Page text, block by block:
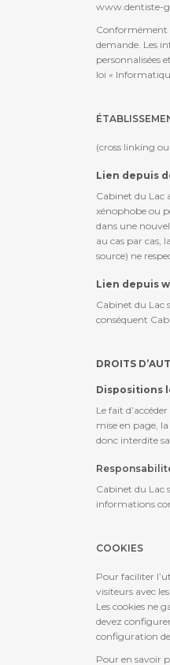
www.dentiste-
Conformément
demande. Les
personnalisées
loi «
(cross linking
Lien depuis
Cabinet du Lac
xénophobe ou
dans une
au cas par cas,
source) ne
Lien depuis
Cabinet du Lac
conséquent
DROITS
Dispositions
Le fait
mise en page,
donc interdite
Cabinet du Lac
informations
COOKIES
Pour faciliter
visiteurs avec
Les cookies ne
devez
configuration
Pour en savoir